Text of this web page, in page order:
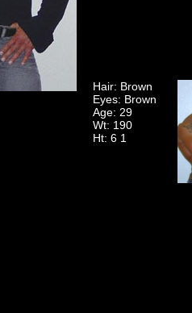
Hair: Brown
Eyes: Brown
Age: 29
Wt: 190
Ht: 6 1